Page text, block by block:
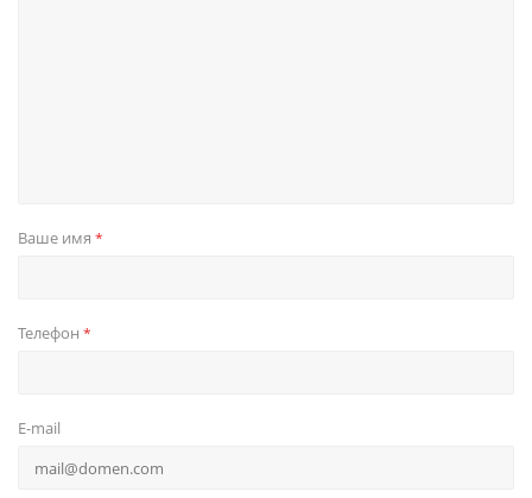
Ваше имя *
Телефон *
E-mail